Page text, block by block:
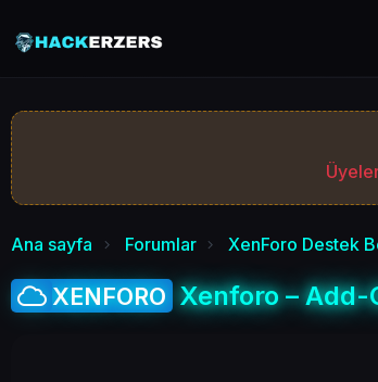
Ana sayfa Forumlar XenForo Destek
XENFORO Xenforo – Add-